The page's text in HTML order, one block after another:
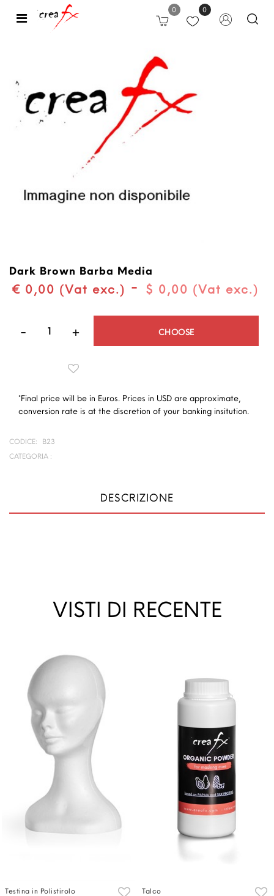
Open 0 0
Dark Brown Barba Media
€ 0,00 (Vat exc.) - $ 0,00 (Vat exc.)
CHOOSE
*Final price will be in Euros. Prices in USD are approximate,
conversion rate is at the discretion of your banking insitution.
CODICE:
B23
CATEGORIA :
DESCRIZIONE
VISTI DI RECENTE
Testina in Polistirolo Talco